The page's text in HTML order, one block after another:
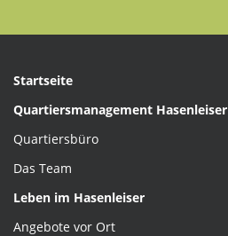
Startseite
Quartiersmanagement Hasenleiser
Quartiersbüro
Das Team
Leben im Hasenleiser
Angebote vor Ort